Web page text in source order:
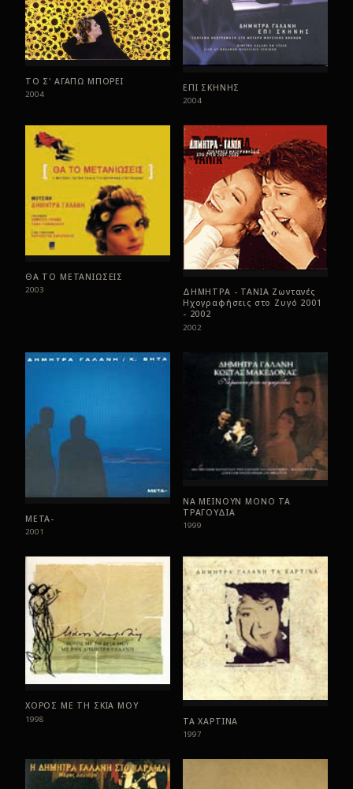
ΤΟ Σ' ΑΓΑΠΩ ΜΠΟΡΕΙ
2004
ΕΠΙ ΣΚΗΝΗΣ
2004
ΘΑ ΤΟ ΜΕΤΑΝΙΩΣΕΙΣ
2003
ΔΗΜΗΤΡΑ - ΤΑΝΙΑ Ζωντανές
Ηχογραφήσεις στο Ζυγό 2001
- 2002
2002
ΜΕΤΑ-
2001
ΝΑ ΜΕΙΝΟΥΝ ΜΟΝΟ ΤΑ
ΤΡΑΓΟΥΔΙΑ
1999
ΧΟΡΟΣ ΜΕ ΤΗ ΣΚΙΑ ΜΟΥ
1998 ΤΑ ΧΑΡΤΙΝΑ
1997